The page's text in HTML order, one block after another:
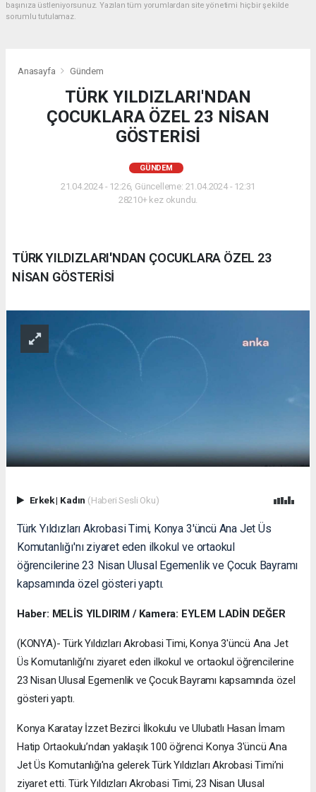
başınıza üstleniyorsunuz. Yazılan tüm yorumlardan site yönetimi hiçbir şekilde
sorumlu tutulamaz.
Anasayfa Gündem
TÜRK YILDIZLARI'NDAN
ÇOCUKLARA ÖZEL 23 NİSAN
GÖSTERİSİ
GÜNDEM
21.04.2024 - 12:26, Güncelleme: 21.04.2024 - 12:31
28210+ kez okundu.
TÜRK YILDIZLARI'NDAN ÇOCUKLARA ÖZEL 23
NİSAN GÖSTERİSİ
Erkek| Kadın (Haberi Sesli Oku)
Türk Yıldızları Akrobasi Timi, Konya 3'üncü Ana Jet Üs
Komutanlığı'nı ziyaret eden ilkokul ve ortaokul
öğrencilerine 23 Nisan Ulusal Egemenlik ve Çocuk Bayramı
kapsamında özel gösteri yaptı.
Haber: MELİS YILDIRIM / Kamera: EYLEM LADİN DEĞER
(KONYA)- Türk Yıldızları Akrobasi Timi, Konya 3'üncü Ana Jet
Üs Komutanlığı'nı ziyaret eden ilkokul ve ortaokul öğrencilerine
23 Nisan Ulusal Egemenlik ve Çocuk Bayramı kapsamında özel
gösteri yaptı.
Konya Karatay İzzet Bezirci İlkokulu ve Ulubatlı Hasan İmam
Hatip Ortaokulu’ndan yaklaşık 100 öğrenci Konya 3'üncü Ana
Jet Üs Komutanlığı'na gelerek Türk Yıldızları Akrobasi Timi’ni
ziyaret etti. Türk Yıldızları Akrobasi Timi, 23 Nisan Ulusal